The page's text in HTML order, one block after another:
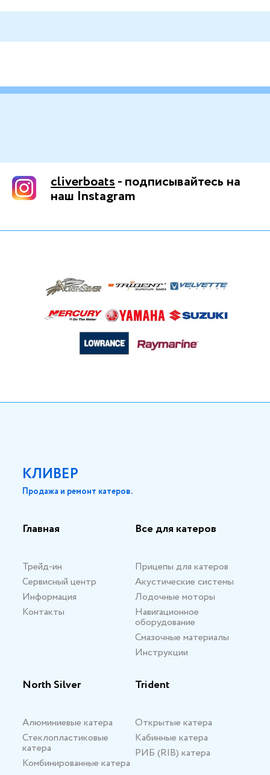
cliverboats- подписывайтесь на
наш Instagram
КЛИВЕР
Продажа и ремонт катеров.
Главная
Трейд-ин
Сервисный центр
Информация
Контакты
Все для катеров
Прицепы для катеров
Акустические системы
Лодочные моторы
Навигационное
оборудование
Смазочные материалы
Инструкции
North Silver
Алюминиевые катера
Стеклопластиковые
катера
Комбинированные катера
Trident
Открытые катера
Кабинные катера
РИБ (RIB) катера